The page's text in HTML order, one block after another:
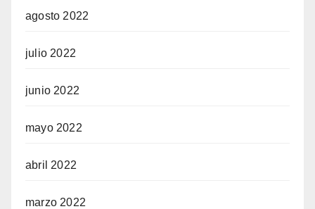
agosto 2022
julio 2022
junio 2022
mayo 2022
abril 2022
marzo 2022